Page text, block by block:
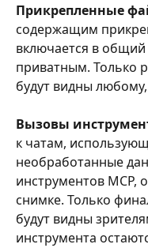
Прикрепленные
содержащим
включается в общий
приватным. Только
будут видны любому,
Вызовы
к чатам,
необработанные
инструментов
снимке. Только
будут видны
инструмента